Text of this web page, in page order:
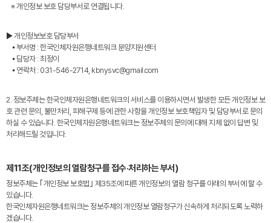
※ 개인정보 보호 담당부서로 연결됩니다.
▶ 개인정보보호 담당부서
⦁ 부서명 : 한국인체자원은행네트워크 분양지원센터
⦁ 담당자 : 최정이
⦁ 연락처 : 031-546-2714, kbnysvc@gmail.com
2. 정보주체는 한국인체자원은행네트워크의 서비스를 이용하시면서 발생한 모든 개인정보 보
호 관련 문의, 불만처리, 피해구제 등에 관한 사항을 개인정보 보호책임자 및 담당부서로 문의
하실 수 있습니다. 한국인체자원은행네트워크는 정보주체의 문의에 대해 지체 없이 답변 및
처리해드릴 것입니다.
제11조(개인정보의 열람청구를 접수·처리하는 부서)
정보주체는 ｢개인정보 보호법｣ 제35조에 따른 개인정보의 열람 청구를 아래의 부서에 할 수
있습니다.
한국인체자원은행네트워크는 정보주체의 개인정보 열람청구가 신속하게 처리되도록 노력하
겠습니다.